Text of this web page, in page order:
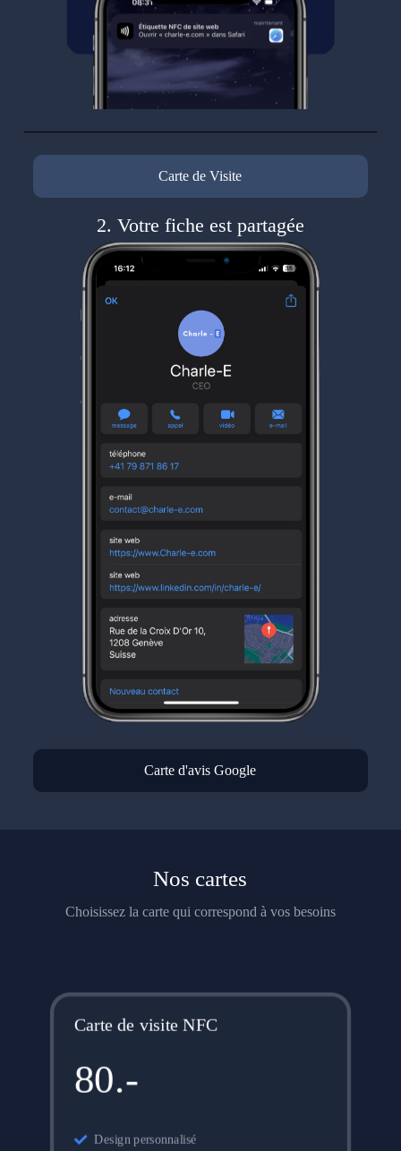
Carte de Visite
Carte d'avis Google
2. Votre fiche est partagée
Nos cartes
Choisissez la carte qui correspond à vos besoins
Carte de visite NFC
80.-
Design personnalisé